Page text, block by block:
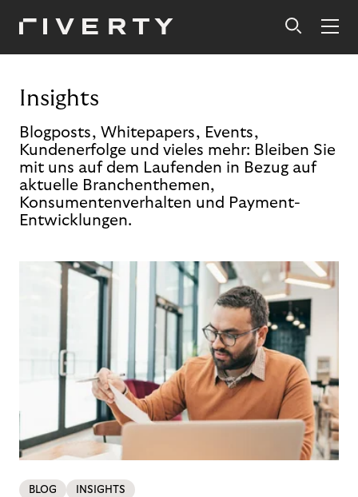
Insights
Blogposts, Whitepapers, Events,
Kundenerfolge und vieles mehr: Bleiben Sie
mit uns auf dem Laufenden in Bezug auf
aktuelle Branchenthemen,
Konsumentenverhalten und Payment-
Entwicklungen.
BLOG INSIGHTS